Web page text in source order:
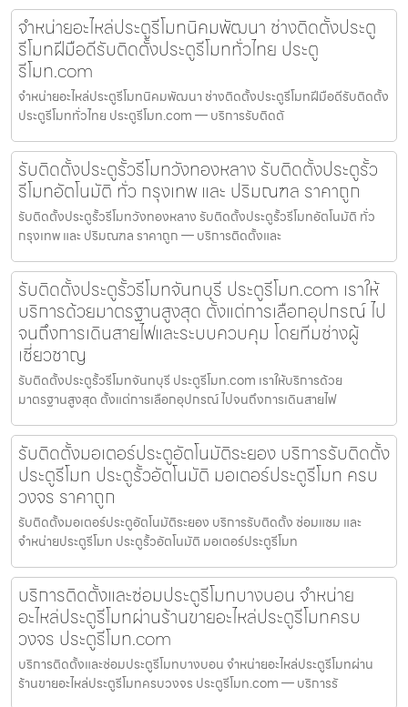
จำหน่ายอะไหล่ประตูรีโมทนิคมพัฒนา ช่างติดตั้งประตู
รีโมทฝีมือดีรับติดตั้งประตูรีโมททั่วไทย ประตู
รีโมท.com
จำหน่ายอะไหล่ประตูรีโมทนิคมพัฒนา ช่างติดตั้งประตูรีโมทฝีมือดีรับติดตั้ง
ประตูรีโมททั่วไทย ประตูรีโมท.com — บริการรับติดตั
รับติดตั้งประตูรั้วรีโมทวังทองหลาง รับติดตั้งประตูรั้ว
รีโมทอัตโนมัติ ทั่ว กรุงเทพ และ ปริมณฑล ราคาถูก
รับติดตั้งประตูรั้วรีโมทวังทองหลาง รับติดตั้งประตูรั้วรีโมทอัตโนมัติ ทั่ว
กรุงเทพ และ ปริมณฑล ราคาถูก — บริการติดตั้งและ
รับติดตั้งประตูรั้วรีโมทจันทบุรี ประตูรีโมท.com เราให้
บริการด้วยมาตรฐานสูงสุด ตั้งแต่การเลือกอุปกรณ์ ไป
จนถึงการเดินสายไฟและระบบควบคุม โดยทีมช่างผู้
เชี่ยวชาญ
รับติดตั้งประตูรั้วรีโมทจันทบุรี ประตูรีโมท.com เราให้บริการด้วย
มาตรฐานสูงสุด ตั้งแต่การเลือกอุปกรณ์ ไปจนถึงการเดินสายไฟ
รับติดตั้งมอเตอร์ประตูอัตโนมัติระยอง บริการรับติดตั้ง
ประตูรีโมท ประตูรั้วอัตโนมัติ มอเตอร์ประตูรีโมท ครบ
วงจร ราคาถูก
รับติดตั้งมอเตอร์ประตูอัตโนมัติระยอง บริการรับติดตั้ง ซ่อมแซม และ
จำหน่ายประตูรีโมท ประตูรั้วอัตโนมัติ มอเตอร์ประตูรีโมท
บริการติดตั้งและซ่อมประตูรีโมทบางบอน จำหน่าย
อะไหล่ประตูรีโมทผ่านร้านขายอะไหล่ประตูรีโมทครบ
วงจร ประตูรีโมท.com
บริการติดตั้งและซ่อมประตูรีโมทบางบอน จำหน่ายอะไหล่ประตูรีโมทผ่าน
ร้านขายอะไหล่ประตูรีโมทครบวงจร ประตูรีโมท.com — บริการรั